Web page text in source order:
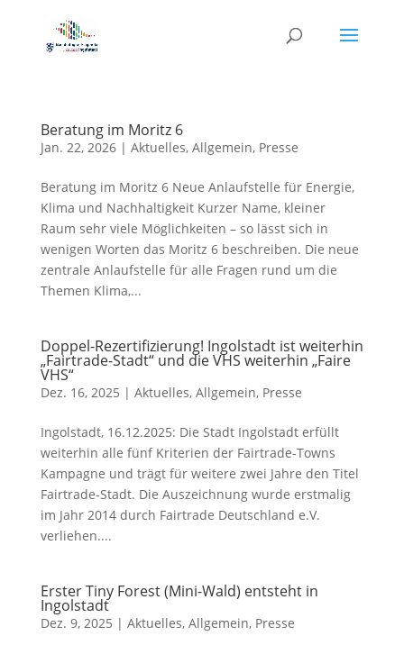
Beratung im Moritz 6
Jan. 22, 2026| Aktuelles, Allgemein, Presse
Beratung im Moritz 6 Neue Anlaufstelle für Energie,
Klima und Nachhaltigkeit Kurzer Name, kleiner
Raum sehr viele Möglichkeiten – so lässt sich in
wenigen Worten das Moritz 6 beschreiben. Die neue
zentrale Anlaufstelle für alle Fragen rund um die
Themen Klima,...
Doppel-Rezertifizierung! Ingolstadt ist weiterhin
„Fairtrade-Stadt“ und die VHS weiterhin „Faire
VHS“
Dez. 16, 2025 | Aktuelles, Allgemein, Presse
Ingolstadt, 16.12.2025: Die Stadt Ingolstadt erfüllt
weiterhin alle fünf Kriterien der Fairtrade-Towns
Kampagne und trägt für weitere zwei Jahre den Titel
Fairtrade-Stadt. Die Auszeichnung wurde erstmalig
im Jahr 2014 durch Fairtrade Deutschland e.V.
verliehen....
Erster Tiny Forest (Mini-Wald) entsteht in
Ingolstadt
Dez. 9, 2025 | Aktuelles, Allgemein, Presse